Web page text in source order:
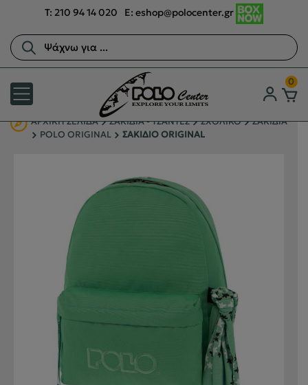
T: 210 94 14 020 E:eshop@polocenter.gr
0
Αναζήτηση
προϊόντων
ΑΡΧΙΚΉ ΣΕΛΊΔΑ ΣΑΚΙΔΙΑ - ΤΣΑΝΤΕΣ ΣΧΟΛΙΚΟ
ΣΑΚΙΔΙΑ
POLO ORIGINAL
ΣΑΚΙΔΙΟ ORIGINAL